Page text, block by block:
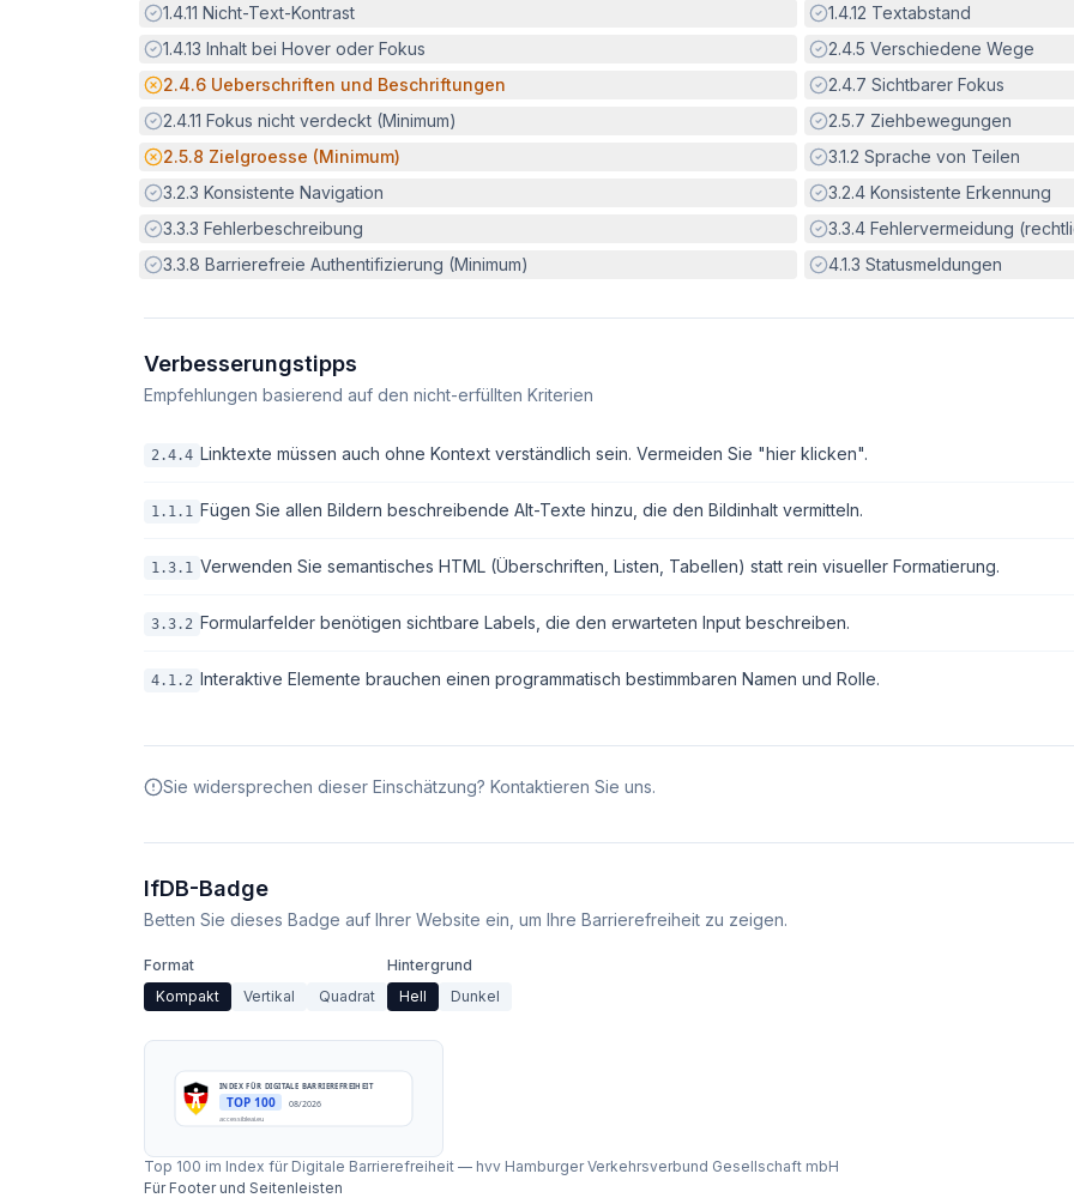
Erfüllt:
1.4.11 Nicht-Text-Kontrast Erfüllt:
1.4.12 Textabstand
Erfüllt:
1.4.13 Inhalt bei Hover oder Fokus Erfüllt:
2.4.5 Verschiedene Wege
Potenzielle Barriere:
2.4.6 Ueberschriften und Beschriftungen Erfüllt:
2.4.7 Sichtbarer Fokus
Erfüllt:
2.4.11 Fokus nicht verdeckt (Minimum) Erfüllt:
2.5.7 Ziehbewegungen
Potenzielle Barriere:
2.5.8 Zielgroesse (Minimum) Erfüllt:
3.1.2 Sprache von Teilen
Erfüllt:
3.2.3 Konsistente Navigation Erfüllt:
3.2.4 Konsistente Erkennung
Erfüllt:
3.3.3 Fehlerbeschreibung Erfüllt:
3.3.4 Fehlervermeidung
Erfüllt:
3.3.8 Barrierefreie Authentifizierung (Minimum) Erfüllt:
4.1.3 Statusmeldungen
Verbesserungstipps
Empfehlungen basierend auf den nicht-erfüllten Kriterien
2.4.4 Linktexte müssen auch ohne Kontext verständlich sein. Vermeiden Sie "hier klicken".
1.1.1 Fügen Sie allen Bildern beschreibende Alt-Texte hinzu, die den Bildinhalt vermitteln.
1.3.1 Verwenden Sie semantisches HTML (Überschriften, Listen, Tabellen) statt rein visueller Formatierung.
3.3.2 Formularfelder benötigen sichtbare Labels, die den erwarteten Input beschreiben.
4.1.2 Interaktive Elemente brauchen einen programmatisch bestimmbaren Namen und Rolle.
Sie widersprechen dieser Einschätzung? Kontaktieren Sie uns.
IfDB-Badge
Betten Sie dieses Badge auf Ihrer Website ein, um Ihre Barrierefreiheit zu zeigen.
Format
Kompakt
Vertikal Quadrat
Hintergrund
Hell
Dunkel
INDEX FÜR DIGITALE BARRIEREFREIHEIT
TOP 100 08/2026
accessibleai.eu
Top 100 im Index für Digitale Barrierefreiheit — hvv Hamburger Verkehrsverbund Gesellschaft mbH
Für Footer und Seitenleisten